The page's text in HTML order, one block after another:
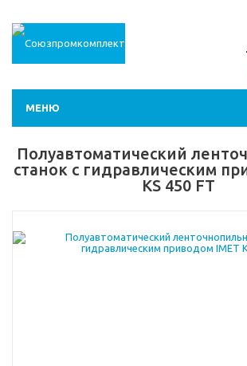
МЕНЮ
Полуавтоматический
станок с гидравлическим
KS 450 FT